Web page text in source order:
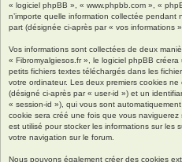
« logiciel phpBB », « www.phpbb.com », «
n’importe quelle information collectée pendant
part (désignée ci-après par « vos informations
Vos informations sont collectées de deux
« Fibromyalgiesos.fr », le logiciel phpBB
petits fichiers textes téléchargés dans les
votre ordinateur. Les deux premiers cookies
(désigné ci-après par « user-id ») et un
« session-id »), qui vous sont
cookie sera créé une fois que vous
est utilisé pour stocker les informations sur les
votre navigation sur le forum.
Nous pouvons également créer des cookies